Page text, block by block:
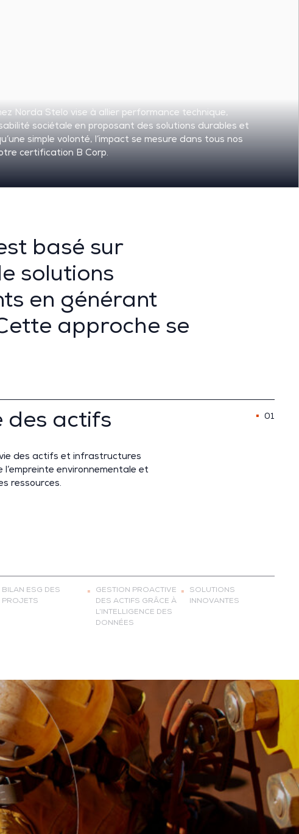
Norda Stelo vise à allier performance technique,
sociétale en proposant des solutions durables et
simple volonté, l’impact se mesure dans tous nos
certification B Corp.
basé sur
solutions
en générant
approche se
des actifs 01
des actifs et infrastructures
environnementale et
ressources.
BILAN ESG DES
PROJETS
GESTION PROACTIVE
DES ACTIFS GRÂCE À
L’INTELLIGENCE DES
DONNÉES
SOLUTIONS
INNOVANTES